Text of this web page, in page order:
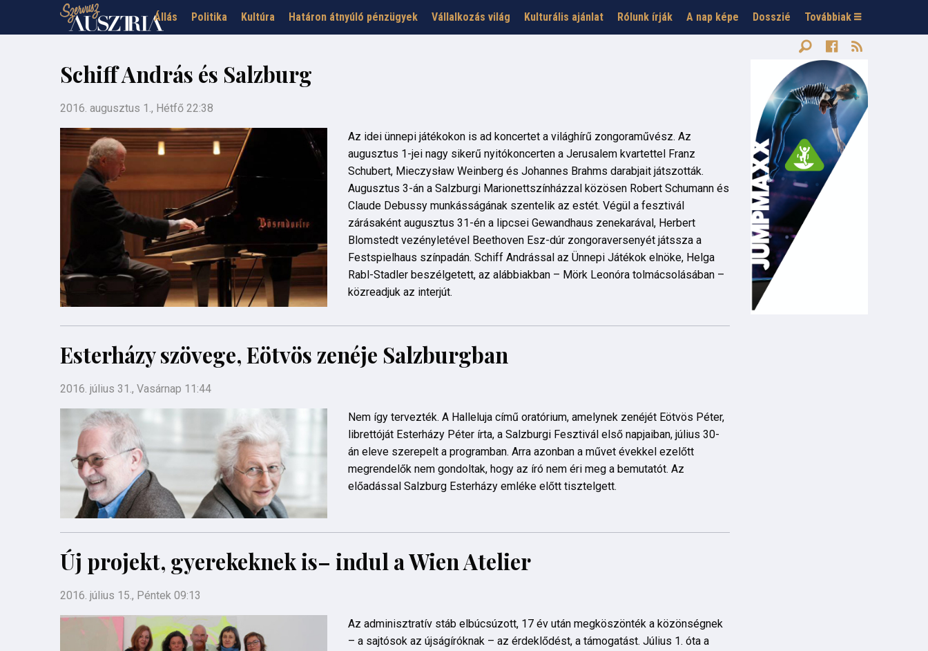
Állás Politika Kultúra Határon átnyúló pénzügyek Vállalkozás világ Kulturális ajánlat Rólunk írják A nap képe Dosszié Továbbiak
Schiff András és Salzburg
2016. augusztus 1., Hétfő 22:38
Az idei ünnepi játékokon is ad koncertet a világhírű zongoraművész. Az
augusztus 1-jei nagy sikerű nyitókoncerten a Jerusalem kvartettel Franz
Schubert, Mieczysław Weinberg és Johannes Brahms darabjait játszották.
Augusztus 3-án a Salzburgi Marionettszínházzal közösen Robert Schumann és
Claude Debussy munkásságának szentelik az estét. Végül a fesztivál
zárásaként augusztus 31-én a lipcsei Gewandhaus zenekarával, Herbert
Blomstedt vezényletével Beethoven Esz-dúr zongoraversenyét játssza a
Festspielhaus színpadán. Schiff Andrással az Ünnepi Játékok elnöke, Helga
Rabl-Stadler beszélgetett, az alábbiakban – Mörk Leonóra tolmácsolásában –
közreadjuk az interjút.
Esterházy szövege, Eötvös zenéje Salzburgban
2016. július 31., Vasárnap 11:44
Nem így tervezték. A Halleluja című oratórium, amelynek zenéjét Eötvös Péter,
librettóját Esterházy Péter írta, a Salzburgi Fesztivál első napjaiban, július 30-
án eleve szerepelt a programban. Arra azonban a művet évekkel ezelőtt
megrendelők nem gondoltak, hogy az író nem éri meg a bemutatót. Az
előadással Salzburg Esterházy emléke előtt tisztelgett.
Új projekt, gyerekeknek is– indul a Wien Atelier
2016. július 15., Péntek 09:13
Az adminisztratív stáb elbúcsúzott, 17 év után megköszönték a közönségnek
– a sajtósok az újságíróknak – az érdeklődést, a támogatást. Július 1. óta a